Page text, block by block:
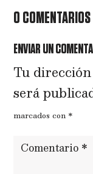
0 COMENTARIOS
ENVIAR UN
Tu
será
marcados con *